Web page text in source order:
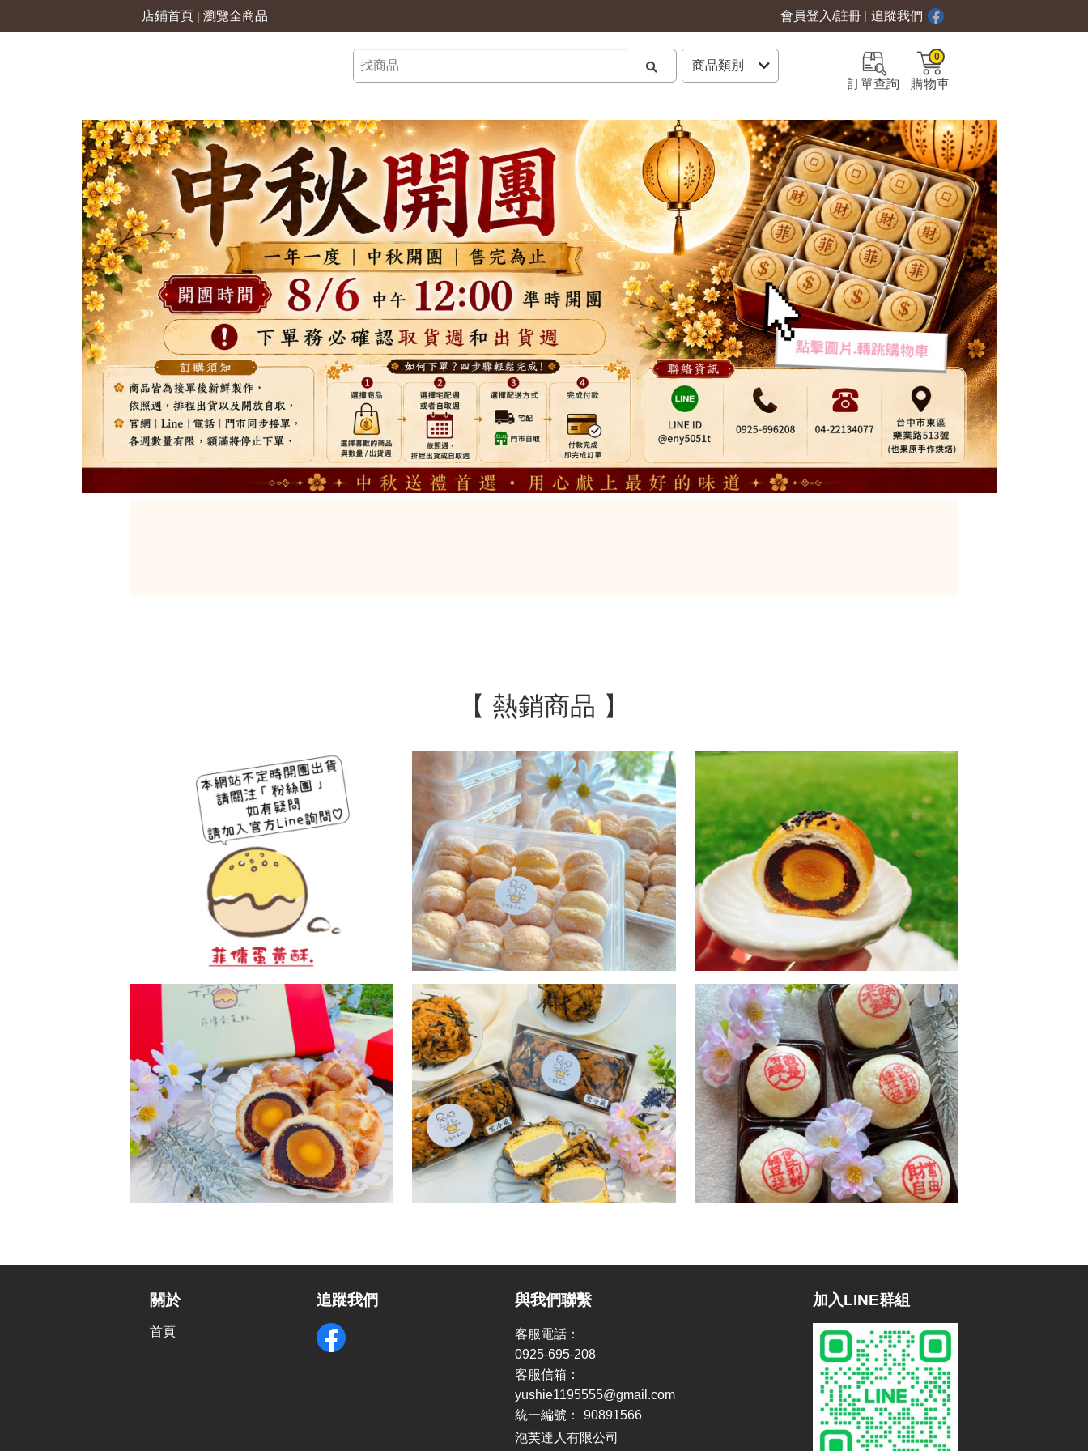
店鋪首頁 | 瀏覽全商品 會員登入/註冊 | 追蹤我們
訂單查詢
0
購物車
【 熱銷商品 】
【 菠蘿蛋黃酥 】
看更多
【 肉鬆芋泥球 】
看更多
【 伊比利豬】
看更多
關於
首頁
追蹤我們 與我們聯繫
客服電話：
0925-695-208
客服信箱：
yushie1195555@gmail.com
統一編號：
90891566
泡芙達人有限公司
加入LINE群組